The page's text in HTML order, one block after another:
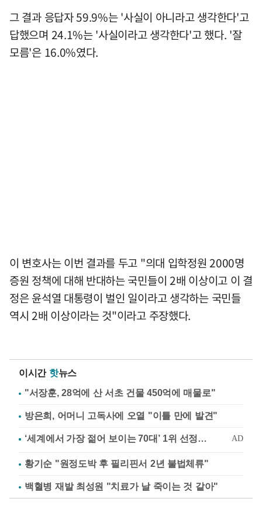
그 결과 응답자 59.9%는 '사실이 아니라고 생각한다'고
답했으며 24.1%는 '사실이라고 생각한다'고 했다. '잘
모름'은 16.0%였다.
이 변호사는 이번 결과를 두고 "의대 입학정원 2000명
증원 정책에 대해 반대하는 국민들이 2배 이상이고 이 결
정은 윤석열 대통령이 벌인 일이라고 생각하는 국민들
역시 2배 이상이라는 것"이라고 주장했다.
이시간 핫뉴스
"서장훈, 28억에 산 서초 건물 450억에 매물로"
방은희, 어머니 고독사에 오열 "이틀 만에 발견"
황기순 "원정도박 후 필리핀서 2년 불법체류"
백혈병 재발 최성원 "치료가 날 죽이는 것 같아"